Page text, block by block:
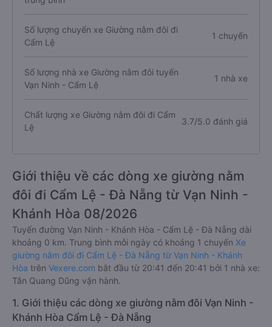
Số lượng chuyến xe Giường nằm đôi đi
Cẩm Lệ
1 chuyến
Số lượng nhà xe Giường nằm đôi tuyến
Vạn Ninh - Cẩm Lệ
1 nhà xe
Chất lượng xe Giường nằm đôi đi Cẩm
Lệ
3.7/5.0 đánh giá
Giới thiệu về các dòng xe giường nằm
đôi đi Cẩm Lệ - Đà Nẵng từ Vạn Ninh -
Khánh Hòa 08/2026
Tuyến đường Vạn Ninh - Khánh Hòa - Cẩm Lệ - Đà Nẵng dài
khoảng 0 km. Trung bình mỗi ngày có khoảng 1 chuyến Xe
giường nằm đôi đi Cẩm Lệ - Đà Nẵng từ Vạn Ninh - Khánh
Hòa trên Vexere.com bắt đầu từ 20:41 đến 20:41 bởi 1 nhà xe:
Tân Quang Dũng vận hành.
1. Giới thiệu các dòng xe giường nằm đôi Vạn Ninh -
Khánh Hòa Cẩm Lệ - Đà Nẵng